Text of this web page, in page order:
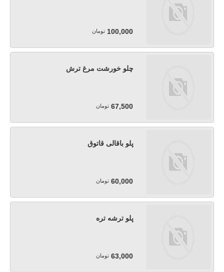
100,000 تومان
چلو خورشت مرغ ترش
67,500 تومان
پلو باقالی قاتوق
60,000 تومان
پلو ترشه تره
63,000 تومان